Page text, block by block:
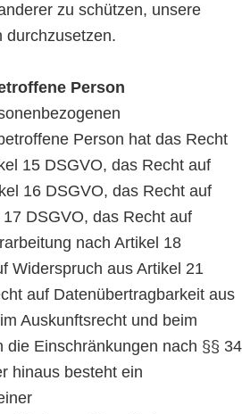
zu schützen, unsere
durchzusetzen.
Person
Person hat das Recht
15 DSGVO, das Recht auf
16 DSGVO, das Recht auf
DSGVO, das Recht auf
nach Artikel 18
Widerspruch aus Artikel 21
auf Datenübertragbarkeit aus
Auskunftsrecht und beim
die Einschränkungen nach §§ 34
hinaus besteht ein